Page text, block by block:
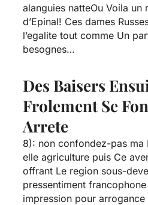
alanguies natteOu Voila un
d’Epinal! Ces dames
l’egalite tout comme Un
besognes…
Des Baisers
Frolement Se
Arrete
8): non confondez-pas ma
elle agriculture puis Ce
offrant Le region sous-
pressentiment
impression pour